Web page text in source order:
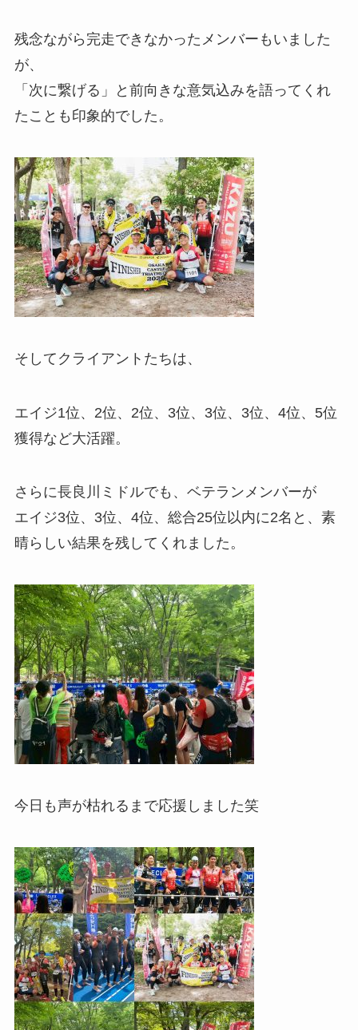
残念ながら完走できなかったメンバーもいました
が、
「次に繋げる」と前向きな意気込みを語ってくれ
たことも印象的でした。
そしてクライアントたちは、
エイジ1位、2位、2位、3位、3位、3位、4位、5位
獲得など大活躍。
さらに長良川ミドルでも、ベテランメンバーが
エイジ3位、3位、4位、総合25位以内に2名と、素
晴らしい結果を残してくれました。
今日も声が枯れるまで応援しました笑